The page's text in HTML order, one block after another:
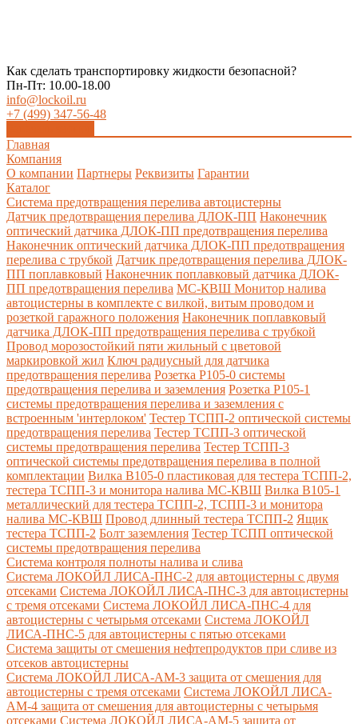
Как сделать транспортировку жидкости безопасной?
Пн-Пт: 10.00-18.00
info@lockoil.ru
+7 (499) 347-56-48
Главная
Компания
О компании Партнеры Реквизиты Гарантии
Каталог
Система предотвращения перелива автоцистерны
Датчик предотвращения перелива ДЛОК-ПП Наконечник
оптический датчика ДЛОК-ПП предотвращения перелива
Наконечник оптический датчика ДЛОК-ПП предотвращения
перелива с трубкой Датчик предотвращения перелива ДЛОК-
ПП поплавковый Наконечник поплавковый датчика ДЛОК-
ПП предотвращения перелива МС-КВШ Монитор налива
автоцистерны в комплекте с вилкой, витым проводом и
розеткой гаражного положения Наконечник поплавковый
датчика ДЛОК-ПП предотвращения перелива с трубкой
Провод морозостойкий пяти жильный с цветовой
маркировкой жил Ключ радиусный для датчика
предотвращения перелива Розетка Р105-0 системы
предотвращения перелива и заземления Розетка Р105-1
системы предотвращения перелива и заземления с
встроенным 'интерлоком' Тестер ТСПП-2 оптической системы
предотвращения перелива Тестер ТСПП-3 оптической
системы предотвращения перелива Тестер ТСПП-3
оптической системы предотвращения перелива в полной
комплектации Вилка В105-0 пластиковая для тестера ТСПП-2,
тестера ТСПП-3 и монитора налива МС-КВШ Вилка В105-1
металлический для тестера ТСПП-2, ТСПП-3 и монитора
налива МС-КВШ Провод длинный тестера ТСПП-2 Ящик
тестера ТСПП-2 Болт заземления Тестер ТСПП оптической
системы предотвращения перелива
Cистема контроля полноты налива и слива
Система ЛОКОЙЛ ЛИСА-ПНС-2 для автоцистерны с двумя
отсеками Система ЛОКОЙЛ ЛИСА-ПНС-3 для автоцистерны
с тремя отсеками Система ЛОКОЙЛ ЛИСА-ПНС-4 для
автоцистерны с четырьмя отсеками Система ЛОКОЙЛ
ЛИСА-ПНС-5 для автоцистерны с пятью отсеками
Система защиты от смешения нефтепродуктов при сливе из
отсеков автоцистерны
Система ЛОКОЙЛ ЛИСА-AM-3 защита от смешения для
автоцистерны с тремя отсеками Система ЛОКОЙЛ ЛИСА-
AM-4 защита от смешения для автоцистерны с четырьмя
отсеками Система ЛОКОЙЛ ЛИСА-AM-5 защита от